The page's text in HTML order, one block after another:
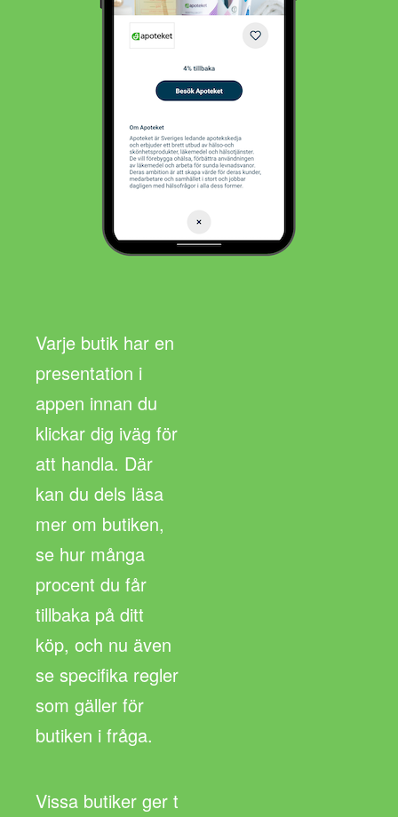
Varje butik har en
presentation i
appen innan du
klickar dig iväg för
att handla. Där
kan du dels läsa
mer om butiken,
se hur många
procent du får
tillbaka på ditt
köp, och nu även
se specifika regler
som gäller för
butiken i fråga.
Vissa butiker ger t